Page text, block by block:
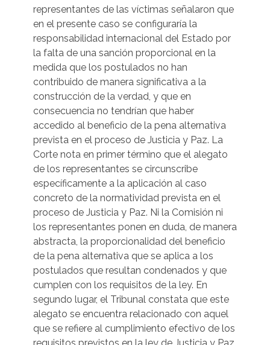
representantes de las víctimas señalaron que
en el presente caso se configuraría la
responsabilidad internacional del Estado por
la falta de una sanción proporcional en la
medida que los postulados no han
contribuido de manera significativa a la
construcción de la verdad, y que en
consecuencia no tendrían que haber
accedido al beneficio de la pena alternativa
prevista en el proceso de Justicia y Paz. La
Corte nota en primer término que el alegato
de los representantes se circunscribe
específicamente a la aplicación al caso
concreto de la normatividad prevista en el
proceso de Justicia y Paz. Ni la Comisión ni
los representantes ponen en duda, de manera
abstracta, la proporcionalidad del beneficio
de la pena alternativa que se aplica a los
postulados que resultan condenados y que
cumplen con los requisitos de la ley. En
segundo lugar, el Tribunal constata que este
alegato se encuentra relacionado con aquel
que se refiere al cumplimiento efectivo de los